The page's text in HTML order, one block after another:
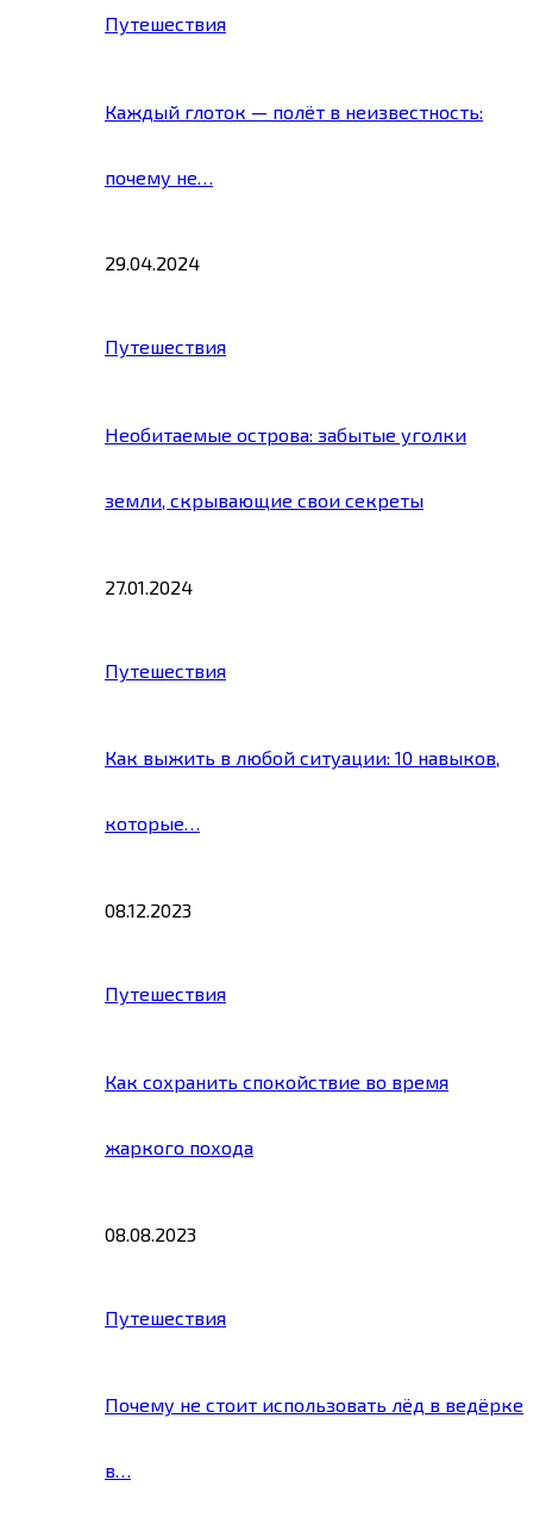
Путешествия
Каждый глоток — полёт в неизвестность:
почему не…
29.04.2024
Путешествия
Необитаемые острова: забытые уголки
земли, скрывающие свои секреты
27.01.2024
Путешествия
Как выжить в любой ситуации: 10 навыков,
которые…
08.12.2023
Путешествия
Как сохранить спокойствие во время
жаркого похода
08.08.2023
Путешествия
Почему не стоит использовать лёд в ведёрке
в…